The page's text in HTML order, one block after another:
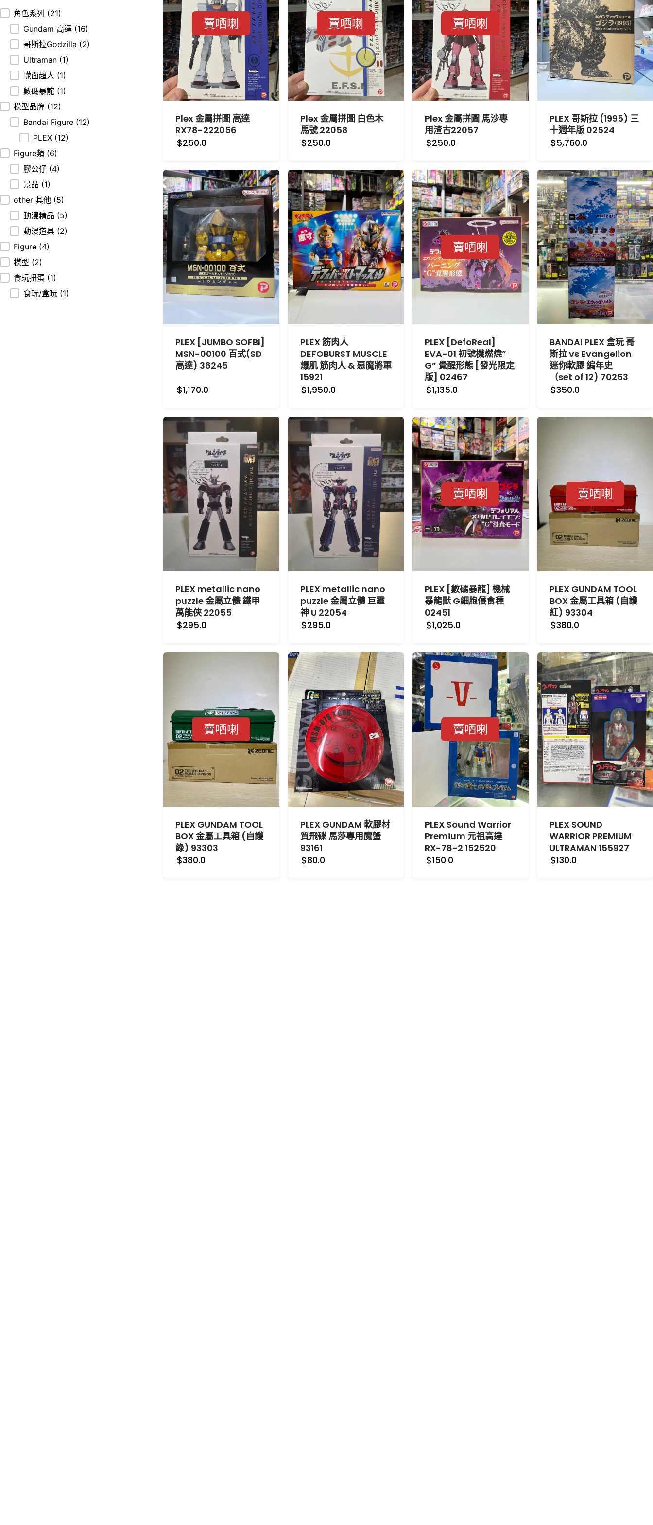
分類角色系列 (21)
Gundam 高達 (16)
哥斯拉Godzilla (2)
Ultraman (1)
幪面超人 (1)
數碼暴龍 (1)
模型品牌 (12)
Bandai Figure (12)
PLEX (12)
Figure類 (6)
膠公仔 (4)
景品 (1)
other 其他 (5)
動漫精品 (5)
動漫道具 (2)
Figure (4)
模型 (2)
食玩扭蛋 (1)
食玩/盒玩 (1)
賣哂喇
Plex 金屬拼圖 高達
RX78-222056
$250.0
賣哂喇
Plex 金屬拼圖 白色木
馬號 22058
$250.0
賣哂喇
Plex 金屬拼圖 馬沙專
用渣古22057
$250.0
PLEX 哥斯拉 (1995) 三
十週年版 02524
$5,760.0
PLEX [JUMBO SOFBI]
MSN-00100 百式(SD
高達) 36245
$1,170.0
PLEX 筋肉人
DEFOBURST MUSCLE
爆肌 筋肉人 & 惡魔將軍
15921
$1,950.0
賣哂喇
PLEX [DefoReal]
EVA-01 初號機燃燒”
G” 覺醒形態 [發光限定
版] 02467
$1,135.0
BANDAI PLEX 盒玩 哥
斯拉 vs Evangelion
迷你軟膠 編年史
（set of 12) 70253
$350.0
PLEX metallic nano
puzzle 金屬立體 鐵甲
萬能俠 22055
$295.0
PLEX metallic nano
puzzle 金屬立體 巨靈
神 U 22054
$295.0
賣哂喇
PLEX [數碼暴龍] 機械
暴龍獸 G細胞侵食種
02451
$1,025.0
賣哂喇
PLEX GUNDAM TOOL
BOX 金屬工具箱 (自護
紅) 93304
$380.0
賣哂喇
PLEX GUNDAM TOOL
BOX 金屬工具箱 (自護
綠) 93303
$380.0
PLEX GUNDAM 軟膠材
質飛碟 馬莎專用魔蟹
93161
$80.0
賣哂喇
PLEX Sound Warrior
Premium 元祖高達
RX-78-2 152520
$150.0
PLEX SOUND
WARRIOR PREMIUM
ULTRAMAN 155927
$130.0